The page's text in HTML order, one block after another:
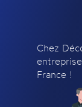
Chez
France !